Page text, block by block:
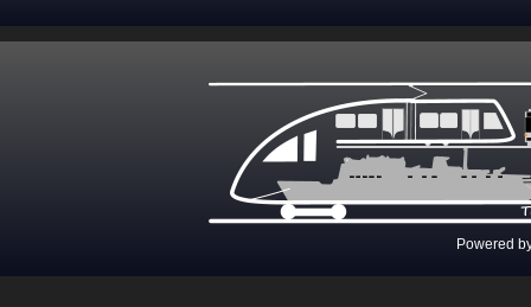
Powered